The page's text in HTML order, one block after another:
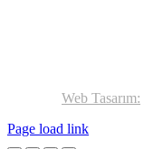
Web Tasarım:
Page load link